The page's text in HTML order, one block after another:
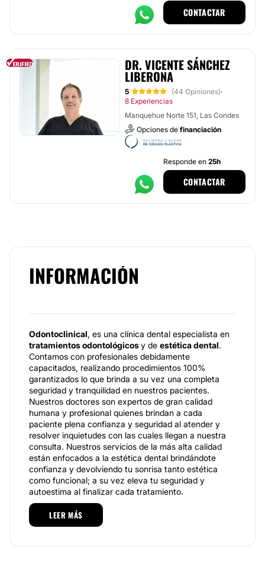
CONTACTAR
DR. VICENTE SÁNCHEZ
LIBERONA
5 (44 Opiniones)·
8 Experiencias
Manquehue Norte 151, Las Condes
Opciones de financiación
Responde en 25h
CONTACTAR
INFORMACIÓN
Odontoclinical, es una clínica dental especialista en
tratamientos odontológicosy de estética dental.
Contamos con profesionales debidamente
capacitados, realizando procedimientos 100%
garantizados lo que brinda a su vez una completa
seguridad y tranquilidad en nuestros pacientes.
Nuestros doctores son expertos de gran calidad
humana y profesional quienes brindan a cada
paciente plena confianza y seguridad al atender y
resolver inquietudes con las cuales llegan a nuestra
consulta. Nuestros servicios de la más alta calidad
están enfocados a la estética dental brindándote
confianza y devolviendo tu sonrisa tanto estética
como funcional; a su vez eleva tu seguridad y
autoestima al finalizar cada tratamiento.
Especialidades
LEER MÁS